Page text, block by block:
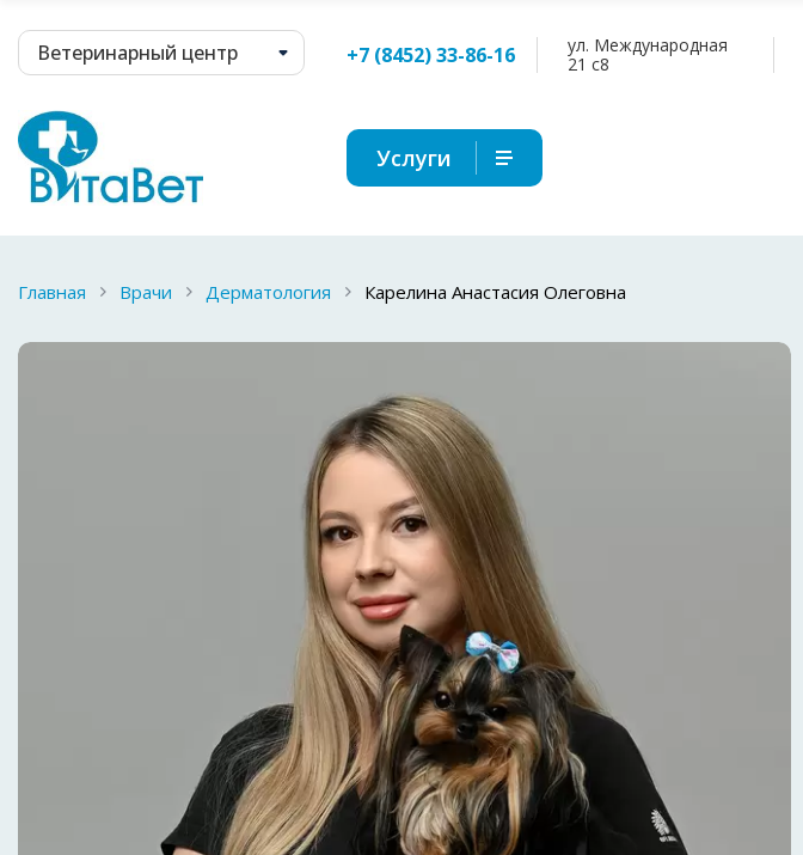
Ветеринарный центр +7 (8452) 33-86-16
ул. Международная
21 c8
Услуги
Главная Врачи Дерматология Карелина Анастасия Олеговна